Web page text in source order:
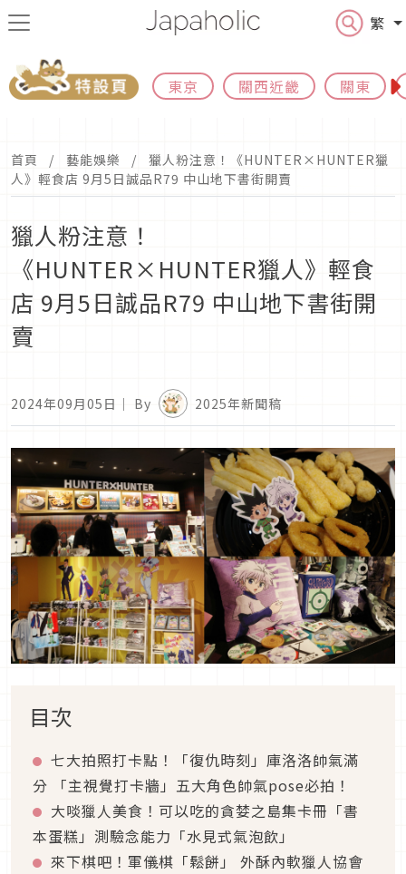
繁
東京 關西近畿 關東
首頁 藝能娛樂
獵人粉注意！《HUNTER×HUNTER獵
人》輕食店 9月5日誠品R79 中山地下書街開賣
獵人粉注意！
《HUNTER×HUNTER獵人》輕食
店 9月5日誠品R79 中山地下書街開
賣
2024年09月05日 ｜ By 2025年新聞稿
目次
七大拍照打卡點！「復仇時刻」庫洛洛帥氣滿
分 「主視覺打卡牆」五大角色帥氣pose必拍！
大啖獵人美食！可以吃的貪婪之島集卡冊「書
本蛋糕」測驗念能力「水見式氣泡飲」
來下棋吧！軍儀棋「鬆餅」 外酥內軟獵人協會